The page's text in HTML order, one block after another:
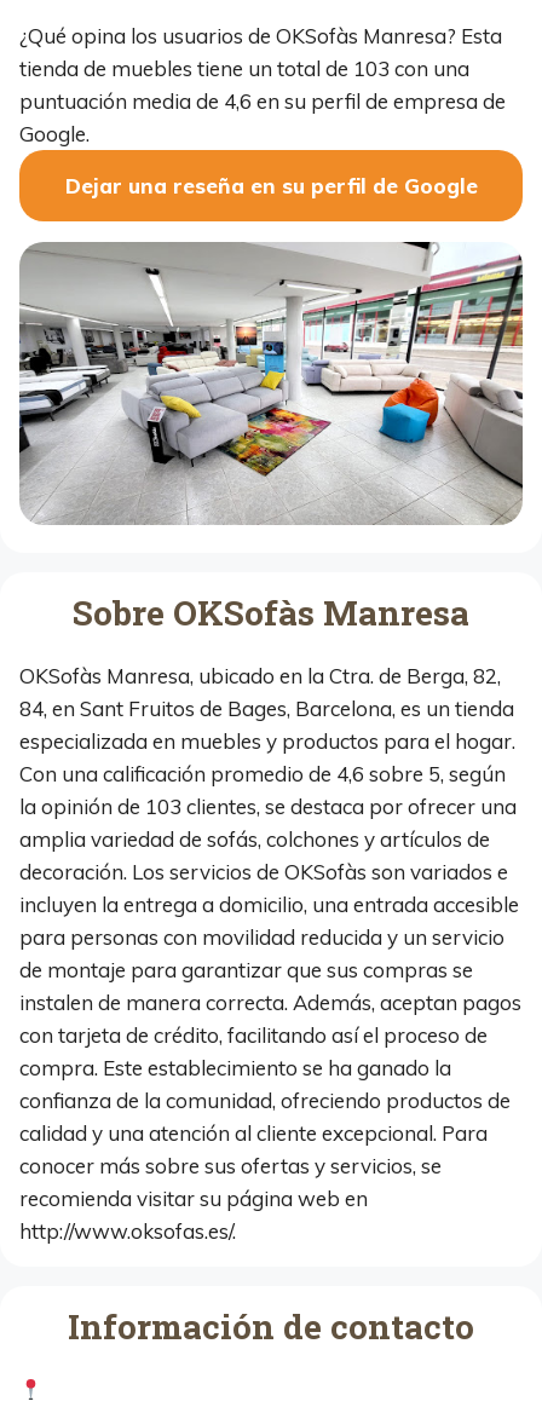
¿Qué opina los usuarios de OKSofàs Manresa? Esta
tienda de muebles tiene un total de 103 con una
puntuación media de 4,6 en su perfil de empresa de
Google.
Dejar una reseña en su perfil de Google
Sobre OKSofàs Manresa
OKSofàs Manresa, ubicado en la Ctra. de Berga, 82,
84, en Sant Fruitos de Bages, Barcelona, es un tienda
especializada en muebles y productos para el hogar.
Con una calificación promedio de 4,6 sobre 5, según
la opinión de 103 clientes, se destaca por ofrecer una
amplia variedad de sofás, colchones y artículos de
decoración. Los servicios de OKSofàs son variados e
incluyen la entrega a domicilio, una entrada accesible
para personas con movilidad reducida y un servicio
de montaje para garantizar que sus compras se
instalen de manera correcta. Además, aceptan pagos
con tarjeta de crédito, facilitando así el proceso de
compra. Este establecimiento se ha ganado la
confianza de la comunidad, ofreciendo productos de
calidad y una atención al cliente excepcional. Para
conocer más sobre sus ofertas y servicios, se
recomienda visitar su página web en
http://www.oksofas.es/.
Información de contacto